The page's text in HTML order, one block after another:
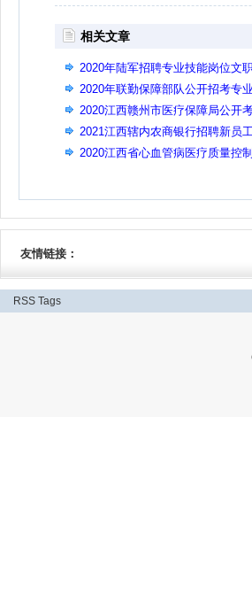
相关文章
2020年陆军招聘专业技能岗位文
2020年联勤保障部队公开招考专
名）
2020江西赣州市医疗保障局公开
2021江西辖内农商银行招聘新员
2020江西省心血管病医疗质量控
友情链接：
RSS Tags